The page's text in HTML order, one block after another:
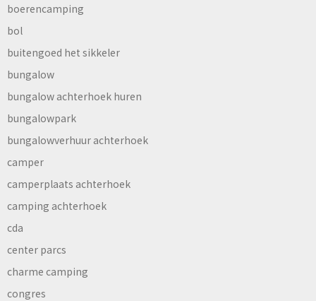
boerencamping
bol
buitengoed het sikkeler
bungalow
bungalow achterhoek huren
bungalowpark
bungalowverhuur achterhoek
camper
camperplaats achterhoek
camping achterhoek
cda
center parcs
charme camping
congres